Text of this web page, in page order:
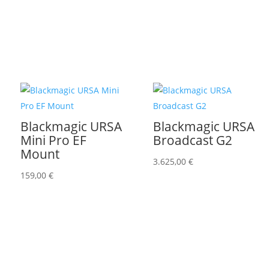
Blackmagic URSA
Mini Pro EF
Mount
159,00€
Blackmagic URSA
Broadcast G2
3.625,00€